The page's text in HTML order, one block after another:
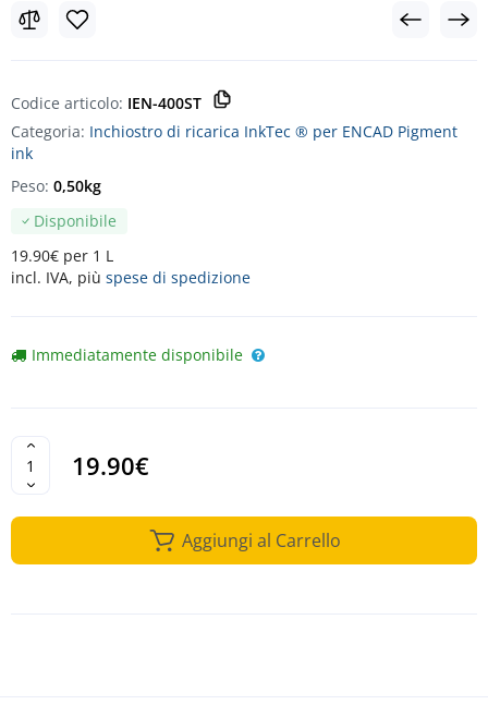
Codice articolo: IEN-400ST
Categoria: Inchiostro di ricarica InkTec ® per ENCAD Pigment
ink
Disponibile
19.90€ per 1 L
incl. IVA, più spese di spedizione
Peso: 0,50kg
Immediatamente disponibile
19.90€
Aggiungi al Carrello